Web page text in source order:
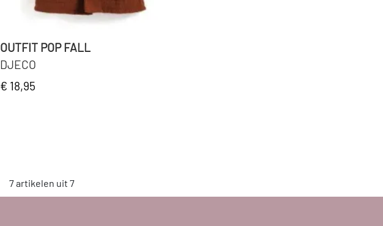
OUTFIT POP FALL
DJECO
€ 18,95
7 artikelen uit 7